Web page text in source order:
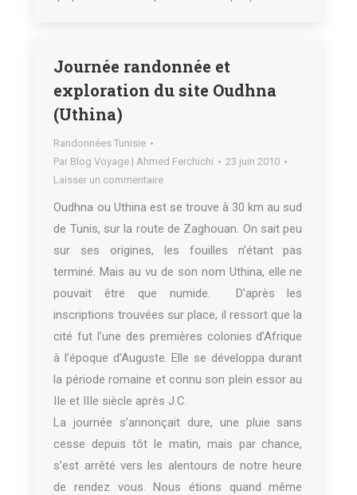
Journée randonnée et
exploration du site Oudhna
(Uthina)
Randonnées Tunisie
Par Blog Voyage | Ahmed Ferchichi
23 juin 2010
Laisser un commentaire
Oudhna ou Uthina est se trouve à 30 km au sud
de Tunis, sur la route de Zaghouan. On sait peu
sur ses origines, les fouilles n’étant pas
terminé. Mais au vu de son nom Uthina, elle ne
pouvait être que numide. D’après les
inscriptions trouvées sur place, il ressort que la
cité fut l’une des premières colonies d’Afrique
à l’époque d’Auguste. Elle se développa durant
la période romaine et connu son plein essor au
IIe et IIIe siècle après J.C.
La journée s’annonçait dure, une pluie sans
cesse depuis tôt le matin, mais par chance,
s’est arrêté vers les alentours de notre heure
de rendez vous. Nous étions quand même